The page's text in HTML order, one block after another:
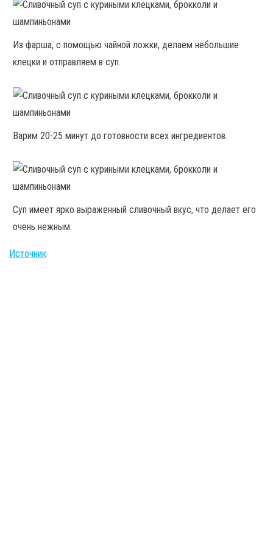
Из фарша, с помощью чайной ложки, делаем небольшие
клецки и отправляем в суп.
Варим 20-25 минут до готовности всех ингредиентов.
Суп имеет ярко выраженный сливочный вкус, что делает его
очень нежным.
Источник